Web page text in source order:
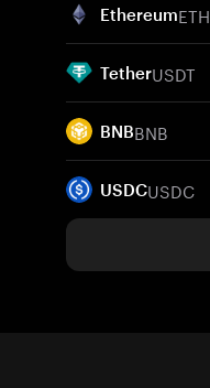
EthereumETH
TetherUSDT
BNBBNB
USDCUSDC